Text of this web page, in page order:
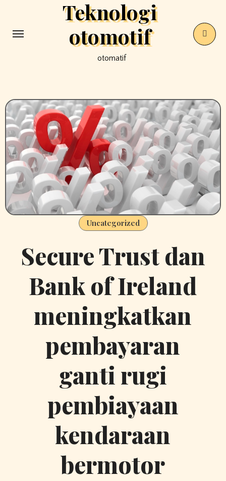
content
Teknologi
otomotif
otomatif
Uncategorized
Secure Trust dan
Bank of Ireland
meningkatkan
pembayaran
ganti rugi
pembiayaan
kendaraan
bermotor